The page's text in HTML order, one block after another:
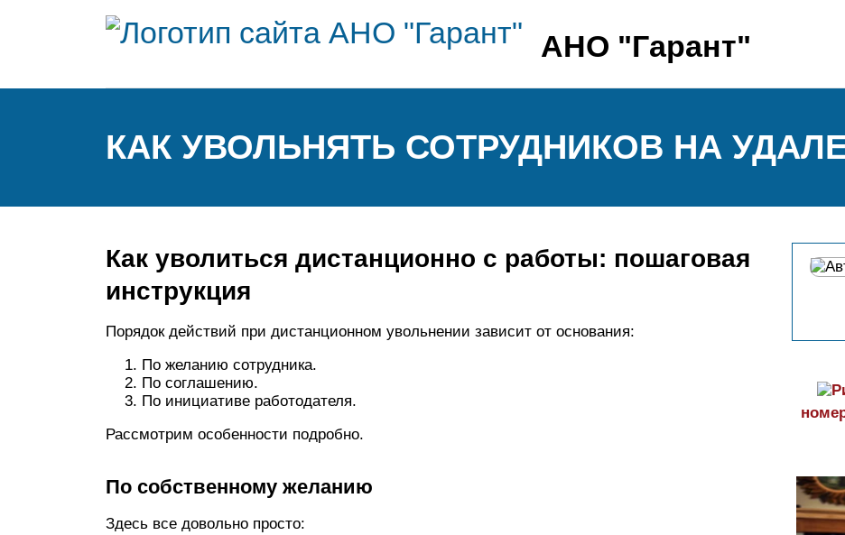
АНО "Гарант"
КАК УВОЛЬНЯТЬ СОТРУДНИКОВ НА
Как уволиться дистанционно с работы: пошаговая
инструкция
Порядок действий при дистанционном увольнении зависит от основания:
По желанию сотрудника.
По соглашению.
По инициативе работодателя.
Рассмотрим особенности подробно.
По собственному желанию
Здесь все довольно просто: